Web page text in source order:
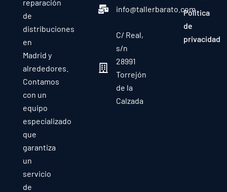
reparación
de
distribuciones
en
Madrid y
alrededores.
Contamos
con un
equipo
especializado
que
garantiza
un
servicio
de
info@tallerbarato.com
C/ Real,
s/n
28991
Torrejón
de la
Calzada
Política
de
privacidad